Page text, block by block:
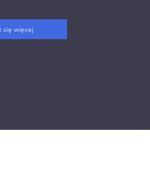
się więcej